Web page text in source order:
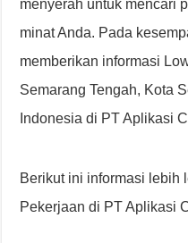
menyerah untuk mencari
minat Anda. Pada
memberikan informasi
Semarang Tengah, Kota
Indonesia di PT Aplikasi
Berikut ini informasi lebih
Pekerjaan di PT Aplikasi